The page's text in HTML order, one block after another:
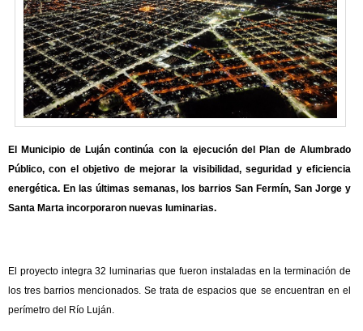
El Municipio de Luján continúa con la ejecución del Plan de Alumbrado
Público, con el objetivo de mejorar la visibilidad, seguridad y eficiencia
energética. En las últimas semanas, los barrios San Fermín, San Jorge y
Santa Marta incorporaron nuevas luminarias.
El proyecto integra 32 luminarias que fueron instaladas en la terminación de
los tres barrios mencionados. Se trata de espacios que se encuentran en el
perímetro del Río Luján.